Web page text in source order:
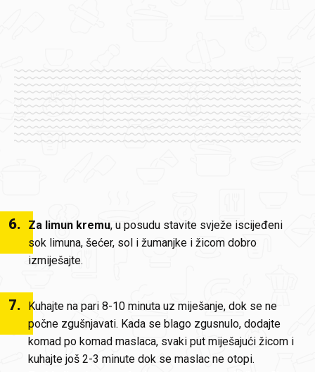
6. Za limun kremu, u posudu stavite svježe iscijeđeni
sok limuna, šećer, sol i žumanjke i žicom dobro
izmiješajte.
7.
Kuhajte na pari 8-10 minuta uz miješanje, dok se ne
počne zgušnjavati. Kada se blago zgusnulo, dodajte
komad po komad maslaca, svaki put miješajući žicom i
kuhajte još 2-3 minute dok se maslac ne otopi.